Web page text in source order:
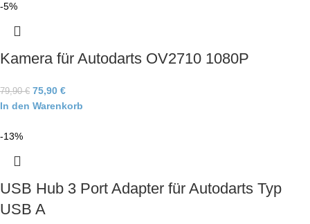
-5%
Kamera für Autodarts OV2710 1080P
79,90€ 75,90 €
In den Warenkorb
-13%
USB Hub 3 Port Adapter für Autodarts Typ
USB A